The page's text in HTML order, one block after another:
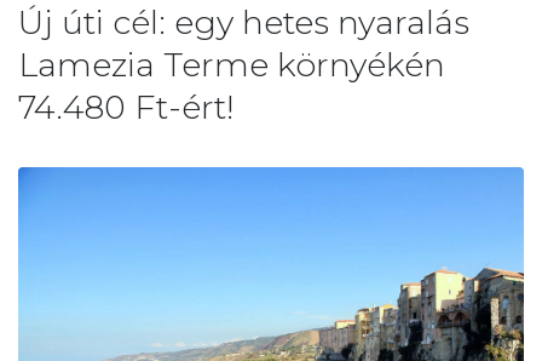
Új úti cél: egy hetes nyaralás
Lamezia Terme környékén
74.480 Ft-ért!